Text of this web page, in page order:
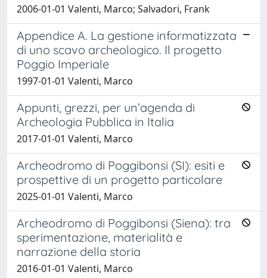
2006-01-01 Valenti, Marco; Salvadori, Frank
Appendice A. La gestione informatizzata
di uno scavo archeologico. Il progetto
Poggio Imperiale
1997-01-01 Valenti, Marco
Appunti, grezzi, per un’agenda di
Archeologia Pubblica in Italia
2017-01-01 Valenti, Marco
Archeodromo di Poggibonsi (SI): esiti e
prospettive di un progetto particolare
2025-01-01 Valenti, Marco
Archeodromo di Poggibonsi (Siena): tra
sperimentazione, materialità e
narrazione della storia
2016-01-01 Valenti, Marco